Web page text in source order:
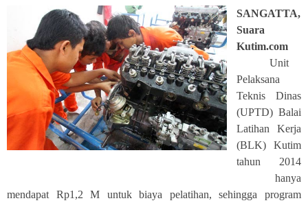
SANGATTA,
Suara
Kutim.com
Unit
Pelaksana
Teknis Dinas
(UPTD) Balai
Latihan Kerja
(BLK) Kutim
tahun 2014
hanya
mendapat Rp1,2 M untuk biaya pelatihan, sehingga program